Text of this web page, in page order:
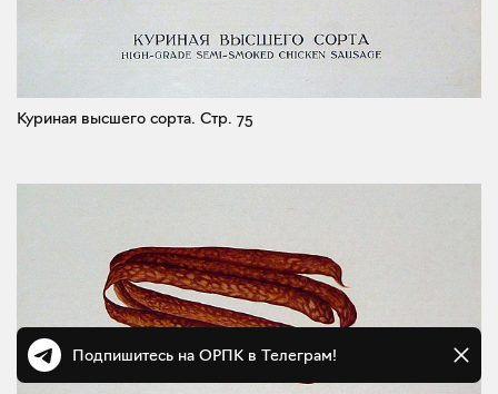
Куриная высшего сорта. Стр. 75
Подпишитесь на ОРПК в Телеграм!